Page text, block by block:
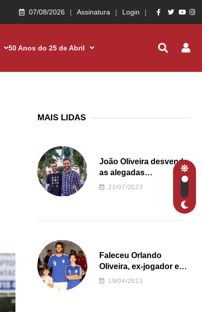
07/08/2026 Assinatura Login
50 Anos do 25 de Abril
MAIS LIDAS
João Oliveira desvenda
as alegadas
irregularidades da
Junta de Freguesia S.
21/07/2023
Faleceu Orlando
Oliveira, ex-jogador e
treinador da formação
19/04/2023